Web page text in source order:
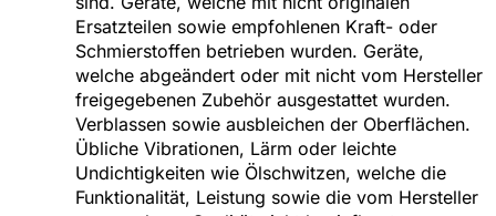
Ersatzteilen sowie empfohlenen Kraft- oder
Schmierstoffen betrieben wurden. Geräte,
welche abgeändert oder mit nicht vom Hersteller
freigegebenen Zubehör ausgestattet wurden.
Verblassen sowie ausbleichen der Oberflächen.
Übliche Vibrationen, Lärm oder leichte
Undichtigkeiten wie Ölschwitzen, welche die
Funktionalität, Leistung sowie die vom Hersteller